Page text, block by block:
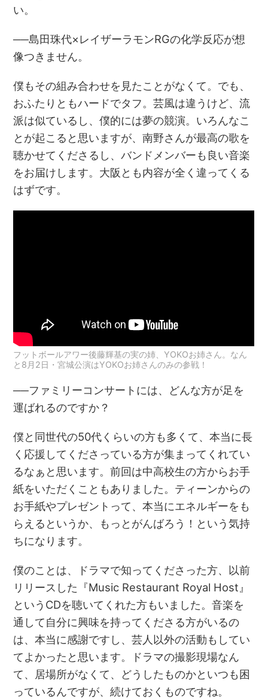
い。
──島田珠代×レイザーラモンRGの化学反応が想
像つきません。
僕もその組み合わせを見たことがなくて。でも、
おふたりともハードでタフ。芸風は違うけど、流
派は似ているし、僕的には夢の競演。いろんなこ
とが起こると思いますが、南野さんが最高の歌を
聴かせてくださるし、バンドメンバーも良い音楽
をお届けします。大阪とも内容が全く違ってくる
はずです。
フットボールアワー後藤輝基の実の姉、YOKOお姉さん。なん
と8月2日・宮城公演はYOKOお姉さんのみの参戦！
──ファミリーコンサートには、どんな方が足を
運ばれるのですか？
僕と同世代の50代くらいの方も多くて、本当に長
く応援してくださっている方が集まってくれてい
るなぁと思います。前回は中高校生の方からお手
紙をいただくこともありました。ティーンからの
お手紙やプレゼントって、本当にエネルギーをも
らえるというか、もっとがんばろう！という気持
ちになります。
僕のことは、ドラマで知ってくださった方、以前
リリースした『Music Restaurant Royal Host』
というCDを聴いてくれた方もいました。音楽を
通して自分に興味を持ってくださる方がいるの
は、本当に感謝ですし、芸人以外の活動もしてい
てよかったと思います。ドラマの撮影現場なん
て、居場所がなくて、どうしたものかといつも困
っているんですが、続けておくものですね。